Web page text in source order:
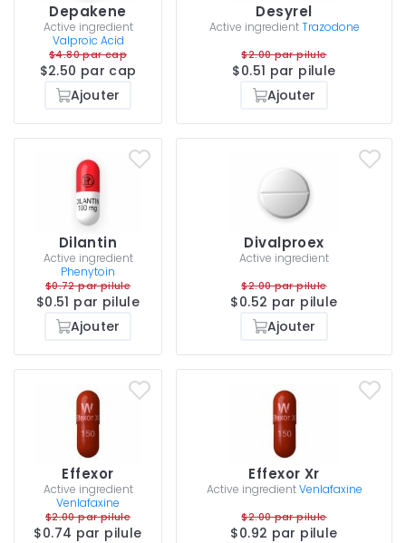
Depakene
Active ingredient
Valproic Acid
$4.80 par cap
$2.50 par cap
Ajouter
Desyrel
Active ingredient Trazodone
$2.00 par pilule
$0.51 par pilule
Ajouter
Dilantin
Active ingredient
Phenytoin
$0.72 par pilule
$0.51 par pilule
Ajouter
Divalproex
Active ingredient
$2.00 par pilule
$0.52 par pilule
Ajouter
Effexor
Active ingredient
Venlafaxine
$2.00 par pilule
$0.74 par pilule
Effexor Xr
Active ingredient Venlafaxine
$2.00 par pilule
$0.92 par pilule